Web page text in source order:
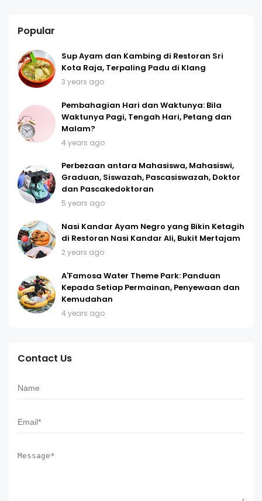
Popular
Sup Ayam dan Kambing di Restoran Sri
Kota Raja, Terpaling Padu di Klang
3 years ago
Pembahagian Hari dan Waktunya: Bila
Waktunya Pagi, Tengah Hari, Petang dan
Malam?
4 years ago
Perbezaan antara Mahasiswa, Mahasiswi,
Graduan, Siswazah, Pascasiswazah, Doktor
dan Pascakedoktoran
5 years ago
Nasi Kandar Ayam Negro yang Bikin Ketagih
di Restoran Nasi Kandar Ali, Bukit Mertajam
2 years ago
A'Famosa Water Theme Park: Panduan
Kepada Setiap Permainan, Penyewaan dan
Kemudahan
4 years ago
Contact Us